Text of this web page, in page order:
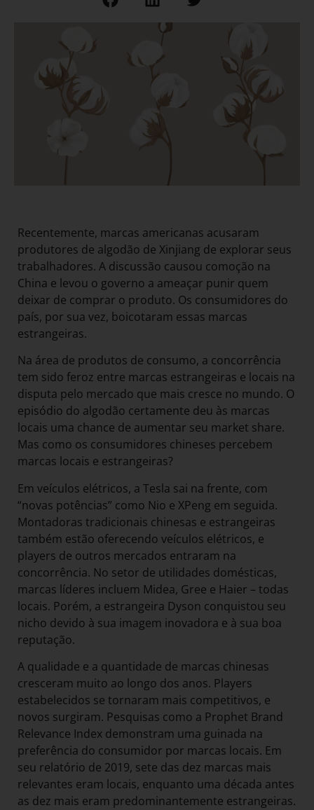
Recentemente, marcas americanas acusaram
produtores de algodão de Xinjiang de explorar seus
trabalhadores. A discussão causou comoção na
China e levou o governo a ameaçar punir quem
deixar de comprar o produto. Os consumidores do
país, por sua vez, boicotaram essas marcas
estrangeiras.
Na área de produtos de consumo, a concorrência
tem sido feroz entre marcas estrangeiras e locais na
disputa pelo mercado que mais cresce no mundo. O
episódio do algodão certamente deu às marcas
locais uma chance de aumentar seu market share.
Mas como os consumidores chineses percebem
marcas locais e estrangeiras?
Em veículos elétricos, a Tesla sai na frente, com
“novas potências” como Nio e XPeng em seguida.
Montadoras tradicionais chinesas e estrangeiras
também estão oferecendo veículos elétricos, e
players de outros mercados entraram na
concorrência. No setor de utilidades domésticas,
marcas líderes incluem Midea, Gree e Haier – todas
locais. Porém, a estrangeira Dyson conquistou seu
nicho devido à sua imagem inovadora e à sua boa
reputação.
A qualidade e a quantidade de marcas chinesas
cresceram muito ao longo dos anos. Players
estabelecidos se tornaram mais competitivos, e
novos surgiram. Pesquisas como a Prophet Brand
Relevance Index demonstram uma guinada na
preferência do consumidor por marcas locais. Em
seu relatório de 2019, sete das dez marcas mais
relevantes eram locais, enquanto uma década antes
as dez mais eram predominantemente estrangeiras.